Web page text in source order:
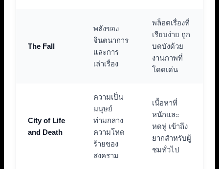
The Fall
พลังของ
จินตนาการ
และการ
เล่าเรื่อง
พล็อตเรื่องที่
เรียบง่าย ถูก
บดบังด้วย
งานภาพที่
โดดเด่น
City of Life
and Death
ความเป็น
มนุษย์
ท่ามกลาง
ความโหด
ร้ายของ
สงคราม
เนื้อหาที่
หนักและ
หดหู่ เข้าถึง
ยากสำหรับผู้
ชมทั่วไป